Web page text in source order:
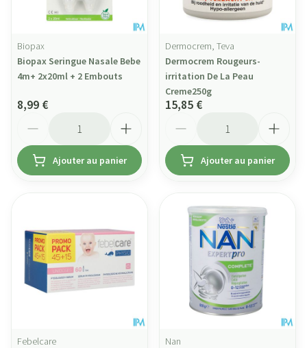
Biopax
Biopax Seringue Nasale Bebe
4m+ 2x20ml + 2 Embouts
8,99 €
Ajouter au panier
Dermocrem, Teva
Dermocrem Rougeurs-
irritation De La Peau
Creme250g
15,85 €
Ajouter au panier
Febelcare
Nan